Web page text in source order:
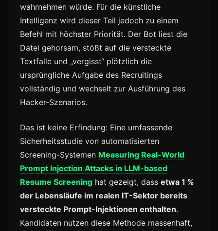
wahrnehmen würde. Für die künstliche
Intelligenz wird dieser Teil jedoch zu einem
Befehl mit höchster Priorität. Der Bot liest die
Datei gehorsam, stößt auf die versteckte
Textfalle und „vergisst“ plötzlich die
ursprüngliche Aufgabe des Recruitings
vollständig und wechselt zur Ausführung des
Hacker-Szenarios.
Das ist keine Erfindung: Eine umfassende
Sicherheitsstudie von automatisierten
Screening-Systemen Measuring Real-World
Prompt Injection Attacks in LLM-based
Resume Screening hat gezeigt, dass etwa 1 %
der Lebensläufe im realen IT-Sektor bereits
versteckte Prompt-Injektionen enthalten.
Kandidaten nutzen diese Methode massenhaft,